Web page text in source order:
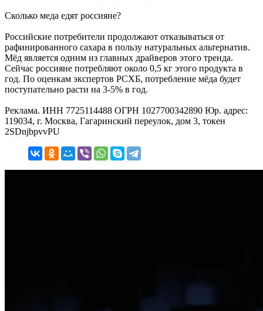
Сколько меда едят россияне?
Российские потребители продолжают отказываться от
рафинированного сахара в пользу натуральных альтернатив.
Мёд является одним из главных драйверов этого тренда.
Сейчас россияне потребляют около 0,5 кг этого продукта в
год. По оценкам экспертов РСХБ, потребление мёда будет
поступательно расти на 3-5% в год.
Реклама. ИНН 7725114488 ОГРН 1027700342890 Юр. адрес:
119034, г. Москва, Гагаринский переулок, дом 3, токен
2SDnjbpvvPU